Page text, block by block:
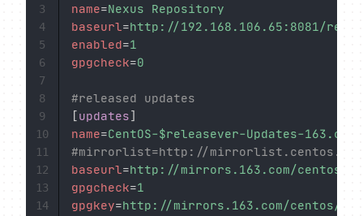
name=Nexus Repository
baseurl=http://192.168.106.65:8081/
enabled=1
gpgcheck=0
#released updates
[updates]
name=CentOS-$releasever-Updates-163.com
#mirrorlist=http://mirrorlist.centos.org/
baseurl=http://mirrors.163.com/centos/
gpgcheck=1
gpgkey=http://mirrors.163.com/centos/RPM-
3
4
5
6
7
8
9
10
11
12
13
14